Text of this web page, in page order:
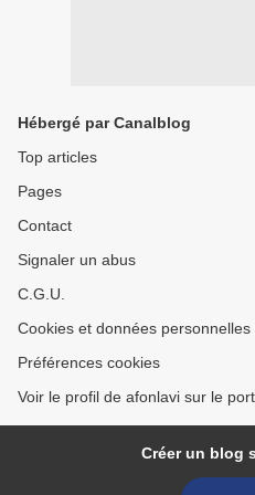
Hébergé par Canalblog
Top articles
Pages
Contact
Signaler un abus
C.G.U.
Cookies et données personnelles
Préférences cookies
Voir le profil de afonlavi sur le
Créer un blog